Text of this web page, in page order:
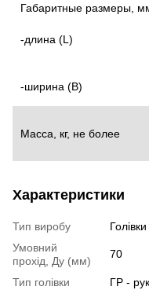
Габаритные размеры,
-длина (L)
-ширина (B)
Масса, кг, не более
Характеристики
Тип виробу
Умовний
прохід, Ду (мм)
70
Тип голівки
ГР -